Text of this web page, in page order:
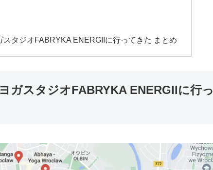
タジオFABRYKA ENERGIIに行ってきた まとめ
ガスタジオFABRYKA ENERGIIに行っ